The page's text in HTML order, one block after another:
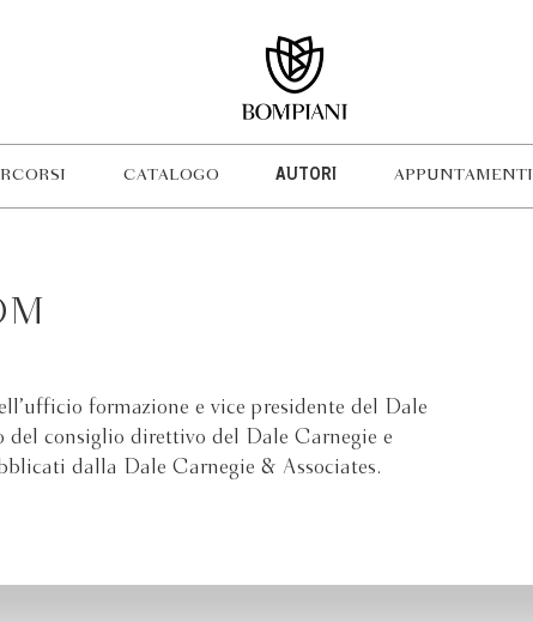
CATALOGO AUTORI APPUNTAMENTI
formazione e vice presidente del Dale
consiglio direttivo del Dale Carnegie e
dalla Dale Carnegie & Associates.